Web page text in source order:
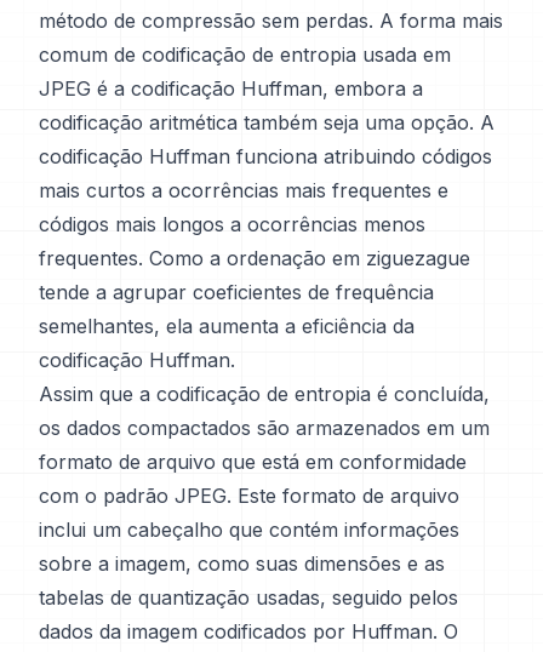
método de compressão sem perdas. A forma mais
comum de codificação de entropia usada em
JPEG é a codificação Huffman, embora a
codificação aritmética também seja uma opção. A
codificação Huffman funciona atribuindo códigos
mais curtos a ocorrências mais frequentes e
códigos mais longos a ocorrências menos
frequentes. Como a ordenação em ziguezague
tende a agrupar coeficientes de frequência
semelhantes, ela aumenta a eficiência da
codificação Huffman.
Assim que a codificação de entropia é concluída,
os dados compactados são armazenados em um
formato de arquivo que está em conformidade
com o padrão JPEG. Este formato de arquivo
inclui um cabeçalho que contém informações
sobre a imagem, como suas dimensões e as
tabelas de quantização usadas, seguido pelos
dados da imagem codificados por Huffman. O